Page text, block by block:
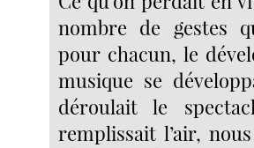
nombre de gestes
pour chacun, le
musique se
déroulait le
remplissait l’air,